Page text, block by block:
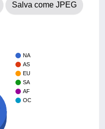
Salva come JPEG
NA
AS
EU
SA
AF
OC